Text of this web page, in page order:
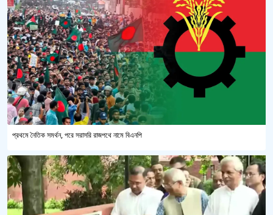
প্রথমে নৈতিক সমর্থন, পরে সরাসরি রাজপথে নামে বিএনপি